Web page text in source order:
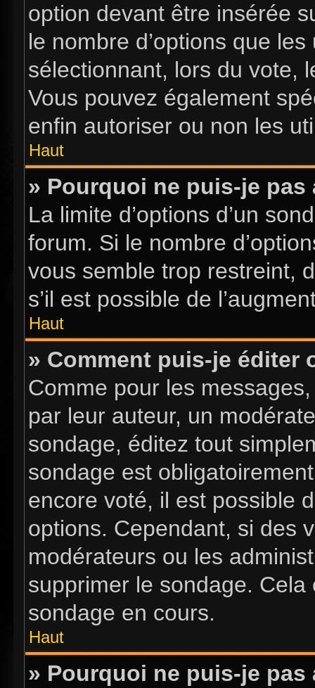
option devant être insérée
le nombre d’options que
sélectionnant, lors du vote,
Vous pouvez également
enfin autoriser ou non les
Haut
» Pourquoi ne puis-je
La limite d’options d’un
forum. Si le nombre
vous semble trop restreint,
s’il est possible de
Haut
» Comment puis-je éditer
Comme pour les
par leur auteur, un
sondage, éditez tout
sondage est
encore voté, il est possible
options. Cependant, si des
modérateurs ou les
supprimer le sondage. Cela
sondage en cours.
Haut
» Pourquoi ne puis-je